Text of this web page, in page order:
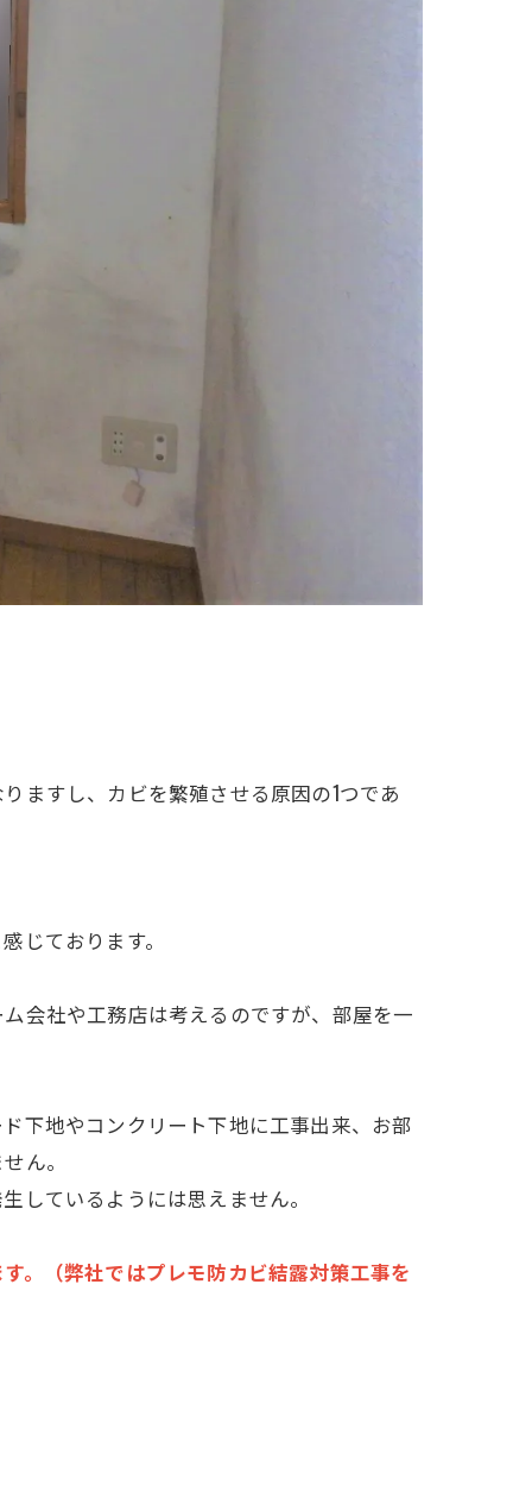
ますし、カビを繁殖させる原因の1つであ
じております。
会社や工務店は考えるのですが、部屋を一
下地やコンクリート下地に工事出来、お部
ん。
しているようには思えません。
。（弊社ではプレモ防カビ結露対策工事を